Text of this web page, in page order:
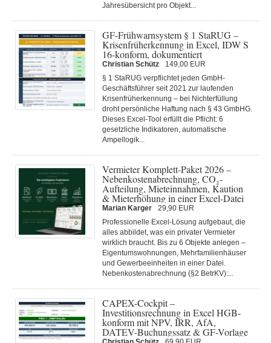
Jahresübersicht pro Objekt...
GF-Frühwarnsystem § 1 StaRUG –
Krisenfrüherkennung in Excel, IDW S
16-konform, dokumentiert
Christian Schütz
149,00 EUR
§ 1 StaRUG verpflichtet jeden GmbH-
Geschäftsführer seit 2021 zur laufenden
Krisenfrüherkennung – bei Nichterfüllung
droht persönliche Haftung nach § 43 GmbHG.
Dieses Excel-Tool erfüllt die Pflicht: 6
gesetzliche Indikatoren, automatische
Ampellogik...
Vermieter Komplett-Paket 2026 –
Nebenkostenabrechnung, CO₂-
Aufteilung, Mieteinnahmen, Kaution
& Mieterhöhung in einer Excel-Datei
Marian Karger
29,90 EUR
Professionelle Excel-Lösung aufgebaut, die
alles abbildet, was ein privater Vermieter
wirklich braucht. Bis zu 6 Objekte anlegen –
Eigentumswohnungen, Mehrfamilienhäuser
und Gewerbeeinheiten in einer Datei.
Nebenkostenabrechnung (§2 BetrKV):...
CAPEX-Cockpit –
Investitionsrechnung in Excel HGB-
konform mit NPV, IRR, AfA,
DATEV-Buchungssatz & GF-Vorlage